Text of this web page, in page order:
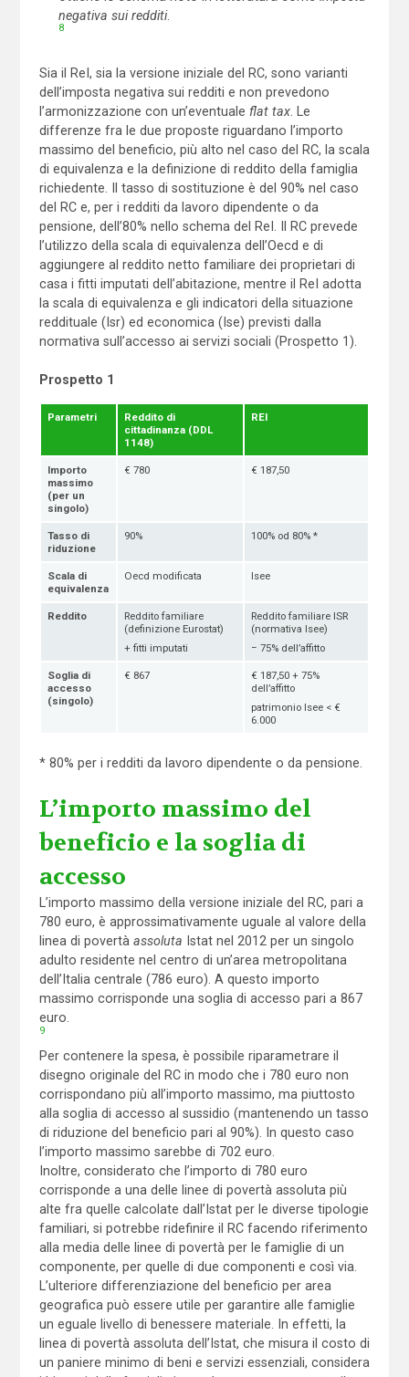
negativa sui redditi.
8
Sia il ReI, sia la versione iniziale del RC, sono varianti
dell’imposta negativa sui redditi e non prevedono
l’armonizzazione con un’eventuale flat tax. Le
differenze fra le due proposte riguardano l’importo
massimo del beneficio, più alto nel caso del RC, la scala
di equivalenza e la definizione di reddito della famiglia
richiedente. Il tasso di sostituzione è del 90% nel caso
del RC e, per i redditi da lavoro dipendente o da
pensione, dell’80% nello schema del ReI. Il RC prevede
l’utilizzo della scala di equivalenza dell’Oecd e di
aggiungere al reddito netto familiare dei proprietari di
casa i fitti imputati dell’abitazione, mentre il ReI adotta
la scala di equivalenza e gli indicatori della situazione
reddituale (Isr) ed economica (Ise) previsti dalla
normativa sull’accesso ai servizi sociali (Prospetto 1).
Prospetto 1
Parametri
Reddito di
cittadinanza (DDL
1148)
REI
Importo
massimo
(per un
singolo)
€ 780 € 187,50
Tasso di
riduzione
90% 100% od 80% *
Scala di
equivalenza
Oecd modificata Isee
Reddito
Reddito familiare
(definizione Eurostat)
+ fitti imputati
Reddito familiare ISR
(normativa Isee)
− 75% dell’affitto
Soglia di
accesso
(singolo)
€ 867
€ 187,50 + 75%
dell’affitto
patrimonio Isee < €
6.000
* 80% per i redditi da lavoro dipendente o da pensione.
L’importo massimo del
beneficio e la soglia di
accesso
L’importo massimo della versione iniziale del RC, pari a
780 euro, è approssimativamente uguale al valore della
linea di povertà assoluta Istat nel 2012 per un singolo
adulto residente nel centro di un’area metropolitana
dell’Italia centrale (786 euro). A questo importo
massimo corrisponde una soglia di accesso pari a 867
euro.
9
Per contenere la spesa, è possibile riparametrare il
disegno originale del RC in modo che i 780 euro non
corrispondano più all’importo massimo, ma piuttosto
alla soglia di accesso al sussidio (mantenendo un tasso
di riduzione del beneficio pari al 90%). In questo caso
l’importo massimo sarebbe di 702 euro.
Inoltre, considerato che l’importo di 780 euro
corrisponde a una delle linee di povertà assoluta più
alte fra quelle calcolate dall’Istat per le diverse tipologie
familiari, si potrebbe ridefinire il RC facendo riferimento
alla media delle linee di povertà per le famiglie di un
componente, per quelle di due componenti e così via.
L’ulteriore differenziazione del beneficio per area
geografica può essere utile per garantire alle famiglie
un eguale livello di benessere materiale. In effetti, la
linea di povertà assoluta dell’Istat, che misura il costo di
un paniere minimo di beni e servizi essenziali, considera